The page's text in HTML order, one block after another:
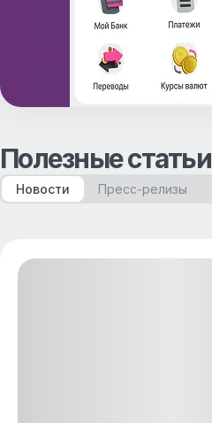
Полезные статьи
Новости Пресс-релизы